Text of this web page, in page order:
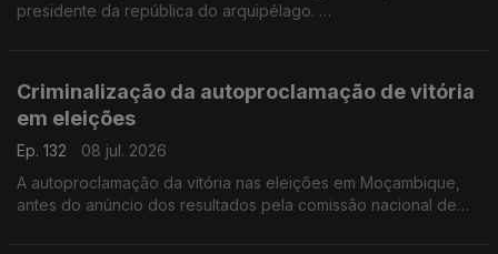
presidente da república do arquipélago.
Criminalização da autoproclamação de vitória
em eleições
Ep. 132
08 jul. 2026
A autoproclamação da vitória nas eleições em Moçambique,
antes do anúncio dos resultados pela comissão nacional de